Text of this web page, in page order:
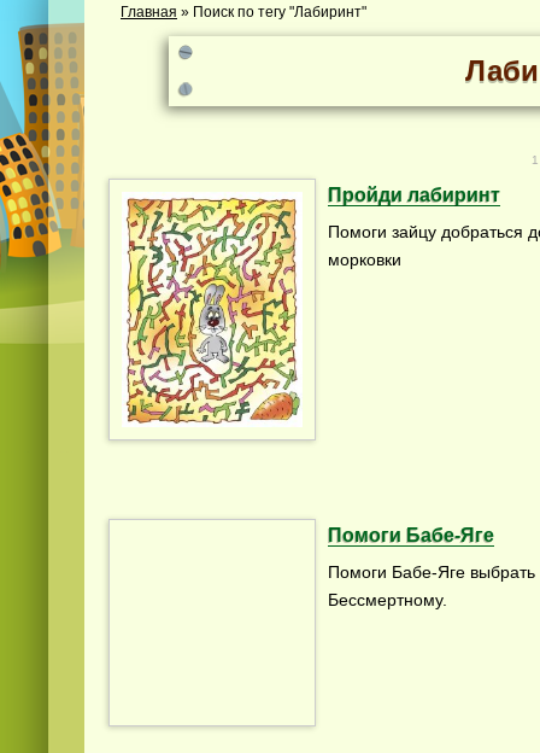
Главная » Поиск по тегу "Лабиринт"
Пройди лабиринт
Помоги зайцу добраться
морковки
Помоги Бабе-Яге
Помоги Бабе-Яге
Бессмертному.